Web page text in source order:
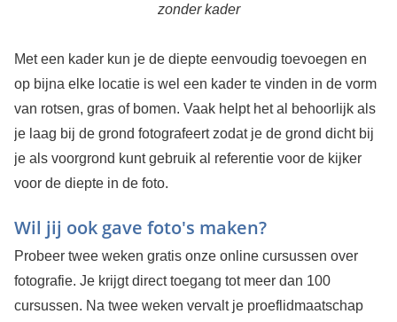
zonder kader
Met een kader kun je de diepte eenvoudig toevoegen en
op bijna elke locatie is wel een kader te vinden in de vorm
van rotsen, gras of bomen. Vaak helpt het al behoorlijk als
je laag bij de grond fotografeert zodat je de grond dicht bij
je als voorgrond kunt gebruik al referentie voor de kijker
voor de diepte in de foto.
Wil jij ook gave foto's maken?
Probeer twee weken gratis onze online cursussen over
fotografie. Je krijgt direct toegang tot meer dan 100
cursussen. Na twee weken vervalt je proeflidmaatschap